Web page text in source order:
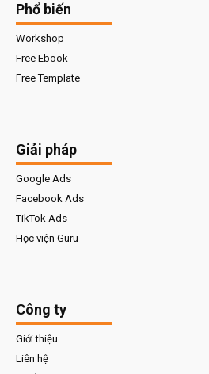
Phổ biến
Workshop
Free Ebook
Free Template
Giải pháp
Google Ads
Facebook Ads
TikTok Ads
Học viện Guru
Công ty
Giới thiệu
Liên hệ